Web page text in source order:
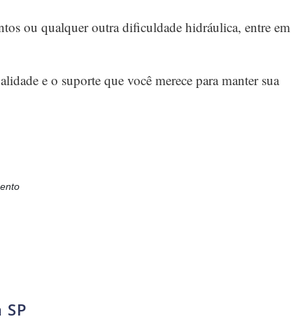
ou qualquer outra dificuldade hidráulica, entre em
e o suporte que você merece para manter sua